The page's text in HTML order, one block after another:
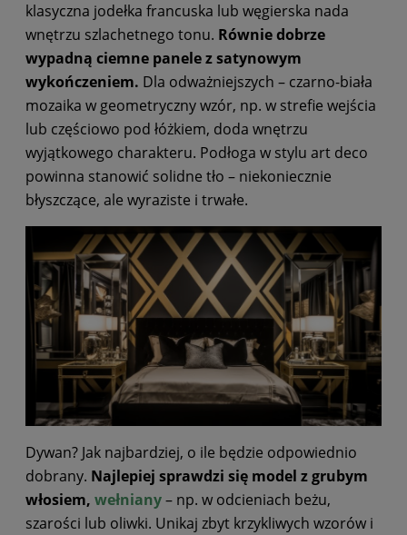
klasyczna jodełka francuska lub węgierska nada
wnętrzu szlachetnego tonu. Równie dobrze
wypadną ciemne panele z satynowym
wykończeniem. Dla odważniejszych – czarno-biała
mozaika w geometryczny wzór, np. w strefie wejścia
lub częściowo pod łóżkiem, doda wnętrzu
wyjątkowego charakteru. Podłoga w stylu art deco
powinna stanowić solidne tło – niekoniecznie
błyszczące, ale wyraziste i trwałe.
Dywan? Jak najbardziej, o ile będzie odpowiednio
dobrany. Najlepiej sprawdzi się model z grubym
włosiem, wełniany– np. w odcieniach beżu,
szarości lub oliwki. Unikaj zbyt krzykliwych wzorów i